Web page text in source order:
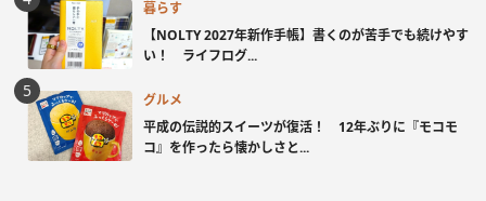
暮らす
【NOLTY 2027年新作手帳】書くのが苦手でも続けやす
い！ ライフログ...
グルメ
平成の伝説的スイーツが復活！ 12年ぶりに『モコモ
コ』を作ったら懐かしさと...